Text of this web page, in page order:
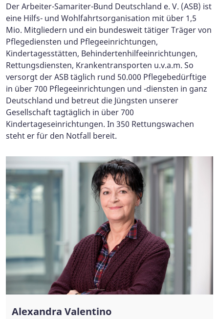
Der Arbeiter-Samariter-Bund Deutschland e. V. (ASB) ist
eine Hilfs- und Wohlfahrtsorganisation mit über 1,5
Mio. Mitgliedern und ein bundesweit tätiger Träger von
Pflegediensten und Pflegeeinrichtungen,
Kindertagesstätten, Behindertenhilfeeinrichtungen,
Rettungsdiensten, Krankentransporten u.v.a.m. So
versorgt der ASB täglich rund 50.000 Pflegebedürftige
in über 700 Pflegeeinrichtungen und -diensten in ganz
Deutschland und betreut die Jüngsten unserer
Gesellschaft tagtäglich in über 700
Kindertageseinrichtungen. In 350 Rettungswachen
steht er für den Notfall bereit.
Alexandra Valentino